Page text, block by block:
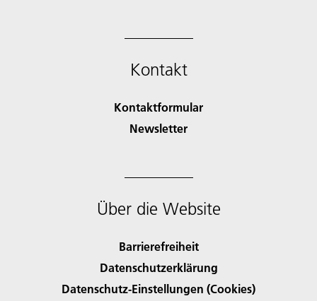
Kontakt
Kontaktformular
Newsletter
Über die Website
Barrierefreiheit
Datenschutzerklärung
Datenschutz-Einstellungen (Cookies)